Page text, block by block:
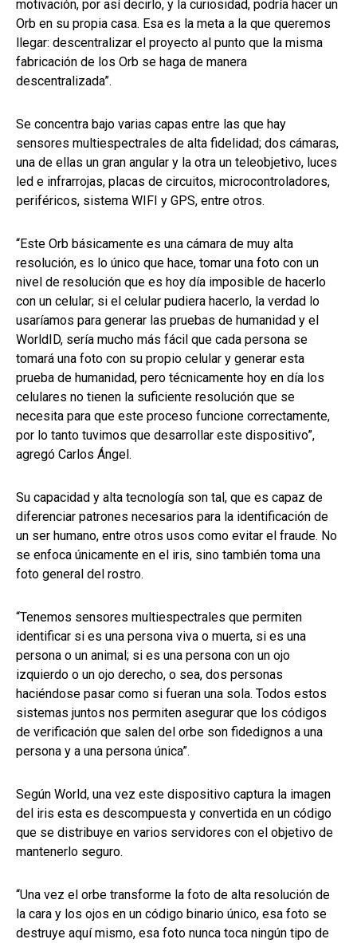
motivación, por así decirlo, y la curiosidad, podría hacer un
Orb en su propia casa. Esa es la meta a la que queremos
llegar: descentralizar el proyecto al punto que la misma
fabricación de los Orb se haga de manera
descentralizada”.
Se concentra bajo varias capas entre las que hay
sensores multiespectrales de alta fidelidad; dos cámaras,
una de ellas un gran angular y la otra un teleobjetivo, luces
led e infrarrojas, placas de circuitos, microcontroladores,
periféricos, sistema WIFI y GPS, entre otros.
“Este Orb básicamente es una cámara de muy alta
resolución, es lo único que hace, tomar una foto con un
nivel de resolución que es hoy día imposible de hacerlo
con un celular; si el celular pudiera hacerlo, la verdad lo
usaríamos para generar las pruebas de humanidad y el
WorldID, sería mucho más fácil que cada persona se
tomará una foto con su propio celular y generar esta
prueba de humanidad, pero técnicamente hoy en día los
celulares no tienen la suficiente resolución que se
necesita para que este proceso funcione correctamente,
por lo tanto tuvimos que desarrollar este dispositivo”,
agregó Carlos Ángel.
Su capacidad y alta tecnología son tal, que es capaz de
diferenciar patrones necesarios para la identificación de
un ser humano, entre otros usos como evitar el fraude. No
se enfoca únicamente en el iris, sino también toma una
foto general del rostro.
“Tenemos sensores multiespectrales que permiten
identificar si es una persona viva o muerta, si es una
persona o un animal; si es una persona con un ojo
izquierdo o un ojo derecho, o sea, dos personas
haciéndose pasar como si fueran una sola. Todos estos
sistemas juntos nos permiten asegurar que los códigos
de verificación que salen del orbe son fidedignos a una
persona y a una persona única”.
Según World, una vez este dispositivo captura la imagen
del iris esta es descompuesta y convertida en un código
que se distribuye en varios servidores con el objetivo de
mantenerlo seguro.
“Una vez el orbe transforme la foto de alta resolución de
la cara y los ojos en un código binario único, esa foto se
destruye aquí mismo, esa foto nunca toca ningún tipo de